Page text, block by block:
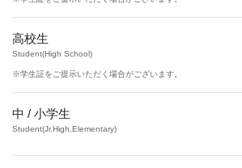
高校生
Student(High School)
※学生証をご提示いただく場合がございます。
中 / 小学生
Student(Jr.High,Elementary)